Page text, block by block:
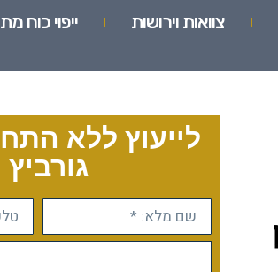
צוואות וירושות ייפוי כוח
לייעוץ ללא